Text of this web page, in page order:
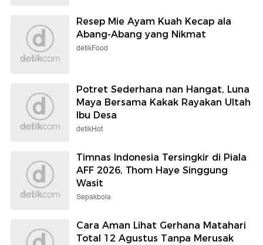
Resep Mie Ayam Kuah Kecap ala
Abang-Abang yang Nikmat
detikFood
Potret Sederhana nan Hangat, Luna
Maya Bersama Kakak Rayakan Ultah
Ibu Desa
detikHot
Timnas Indonesia Tersingkir di Piala
AFF 2026, Thom Haye Singgung
Wasit
Sepakbola
Cara Aman Lihat Gerhana Matahari
Total 12 Agustus Tanpa Merusak